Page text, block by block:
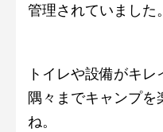
管理されていました。
トイレや設備がキレ
隅々までキャンプを
ね。